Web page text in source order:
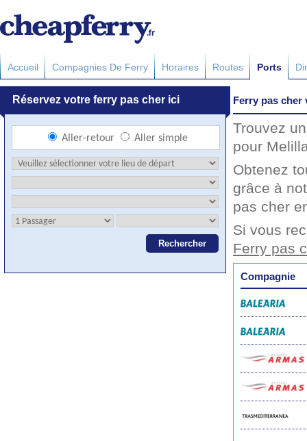
Accueil Compagnies De Ferry Horaires Routes Ports
Ferry pas cher
Trouvez
pour
Obtenez
grâce à
pas cher
Si vous
Ferry pas
Compagnie